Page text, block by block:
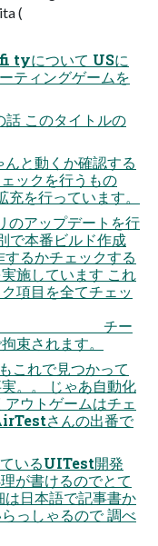
(
について USに
ティングゲームを
このタイトルの
と動くか確認する
ックを行うもの
を行っています。
で本番ビルド作成
るかチェックする
施しています これ
項目を全てチェッ
束されます。
。。 じゃあ自動化
ウトゲームはチェ
さんの出番で
いるUITest開発
が書けるのでとて
は日本語で記事書か
っしゃるので 調べ